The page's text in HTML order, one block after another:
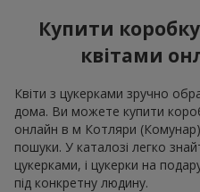
Купити
квітами
Квіти з цукерками зручно
дома. Ви можете купити
онлайн в м Котляри
пошуки. У каталозі легко
цукерками, і цукерки на
під конкретну людину.